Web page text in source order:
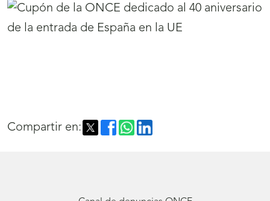
Compartir en: